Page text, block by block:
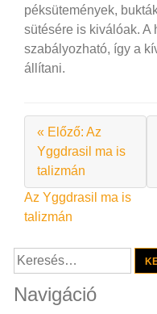
péksütemények,
sütésére is kiválóak. A
szabályozható, így a
állítani.
« Előző: Az
Yggdrasil ma is
talizmán
Bejegyzés
navigáció
Az Yggdrasil ma is
talizmán
Keresés:
Navigáció